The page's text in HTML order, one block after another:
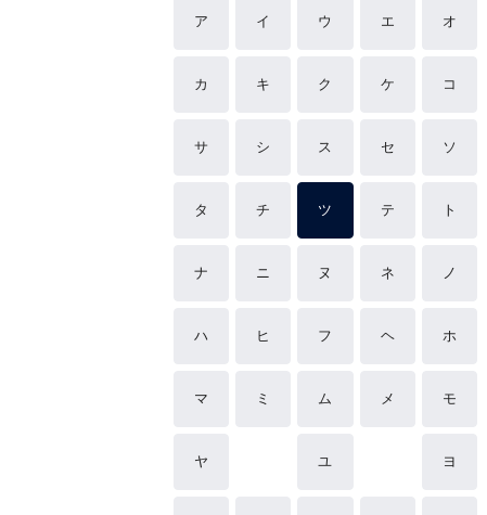
ア イ ウ エ オ
カ キ ク ケ コ
サ シ ス セ ソ
タ チ ツ テ ト
ナ ニ ヌ ネ ノ
ハ ヒ フ ヘ ホ
マ ミ ム メ モ
ヤ ユ ヨ